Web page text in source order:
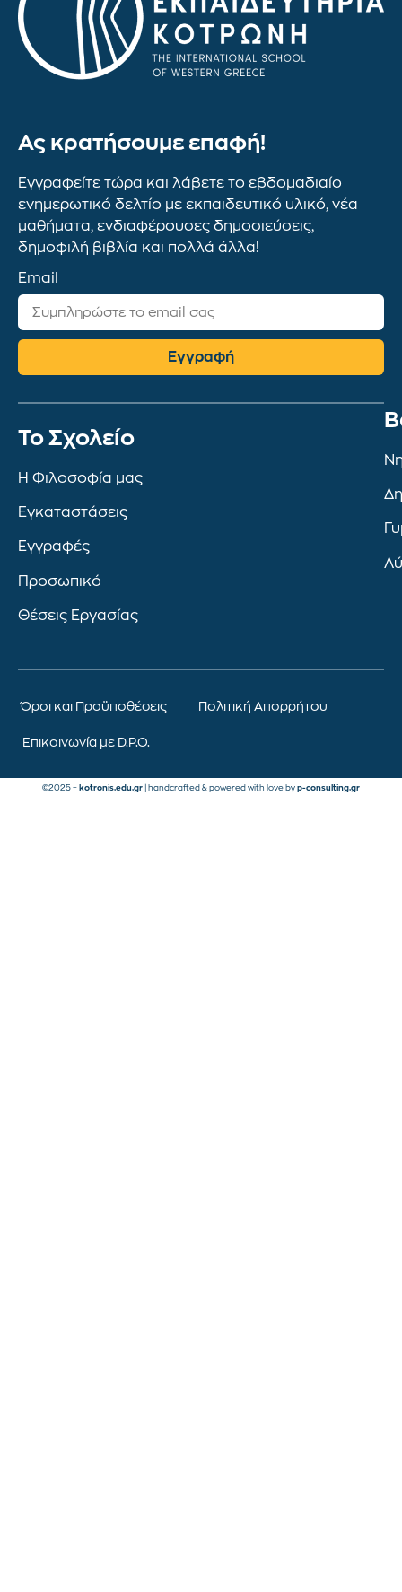
Ας κρατήσουμε επαφή!
Εγγραφείτε τώρα και λάβετε το εβδομαδιαίο
ενημερωτικό δελτίο με εκπαιδευτικό υλικό, νέα
μαθήματα, ενδιαφέρουσες δημοσιεύσεις,
δημοφιλή βιβλία και πολλά άλλα!
Email
Εγγραφή
To Σχολείο
Η Φιλοσοφία μας
Εγκαταστάσεις
Εγγραφές
Προσωπικό
Θέσεις Εργασίας
Όροι και Προϋποθέσεις Πολιτική Απορρήτου
Επικοινωνία με D.P.O.
©2025 – kotronis.edu.gr | handcrafted & powered with love by p-consulting.gr